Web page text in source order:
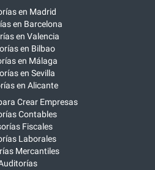
en Madrid
en Barcelona
en Valencia
en Bilbao
en Málaga
en Sevilla
en Alicante
Crear Empresas
Contables
Fiscales
Laborales
Mercantiles